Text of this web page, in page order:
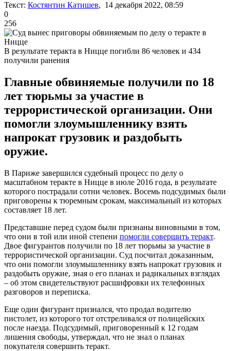
Текст: Костянтин Катишев, 14 декабря 2022, 08:59
0
256
В результате теракта в Ницце погибли 86 человек и 434
получили ранения
Главные обвиняемые получили по 18
лет тюрьмы за участие в
террористической организации. Они
помогли злоумышленнику взять
напрокат грузовик и раздобыть
оружие.
В Париже завершился судебный процесс по делу о
масштабном теракте в Ницце в июле 2016 года, в результате
которого пострадали сотни человек. Восемь подсудимых были
приговорены к тюремным срокам, максимальный из которых
составляет 18 лет.
Представшие перед судом были признаны виновными в том,
что они в той или иной степени помогли совершить теракт.
Двое фигурантов получили по 18 лет тюрьмы за участие в
террористической организации. Суд посчитал доказанным,
что они помогли злоумышленнику взять напрокат грузовик и
раздобыть оружие, зная о его планах и радикальных взглядах
– об этом свидетельствуют расшифровки их телефонных
разговоров и переписка.
Еще один фигурант признался, что продал водителю
пистолет, из которого тот отстреливался от полицейских
после наезда. Подсудимый, приговоренный к 12 годам
лишения свободы, утверждал, что не знал о планах
покупателя совершить теракт.